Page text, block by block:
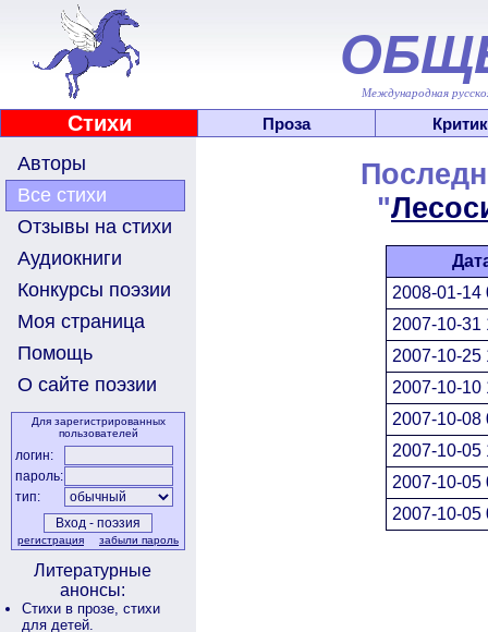
Международная
Стихи Проза
Авторы
Все стихи
Отзывы на стихи
Аудиокниги
Конкурсы поэзии
Моя страница
Помощь
О сайте поэзии
Для зарегистрированных
пользователей
логин:
пароль:
тип:
регистрация забыли пароль
Литературные
анонсы:
Стихи в прозе, стихи
для детей.
"
2008-01-14
2007-10-31
2007-10-25
2007-10-10
2007-10-08
2007-10-05
2007-10-05
2007-10-05